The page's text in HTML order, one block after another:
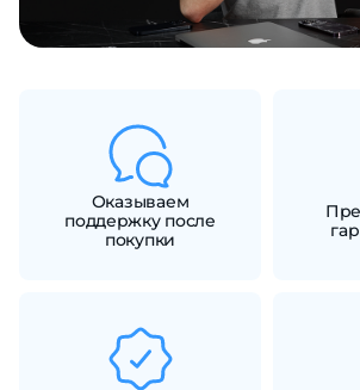
Оказываем
поддержку после
покупки
Получайте товар
выбранный способом
Оставшиеся
списываться
25%каждые 2 недели
об оплате Плайтом